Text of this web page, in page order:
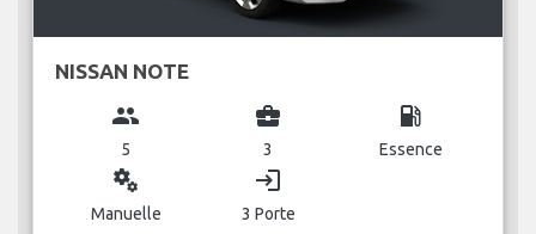
NISSAN NOTE
group
5
business_center
3
local_gas_station
Essence
miscellaneous_services
Manuelle
login
3 Porte